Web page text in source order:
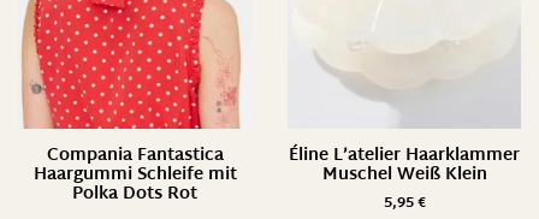
Compania Fantastica
Haargummi Schleife mit
Polka Dots Rot
Éline L’atelier Haarklammer
Muschel Weiß Klein
5,95€